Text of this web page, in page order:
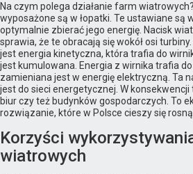
Na czym polega działanie farm
wyposażone są w łopatki. Te ustawiane są
optymalnie zbierać jego energię. Nacisk
sprawia, że te obracają się wokół osi
jest energia kinetyczna, która trafia do
jest kumulowana. Energia z wirnika trafia
zamieniana jest w energię elektryczną. Ta
jest do sieci energetycznej. W
biur czy też budynków gospodarczych. To
rozwiązanie, które w Polsce cieszy się
Korzyści
wiatrowych